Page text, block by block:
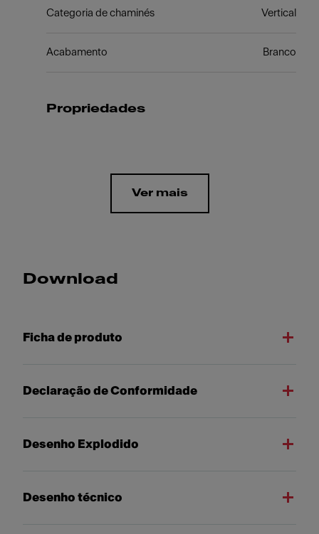
Categoria de chaminés Vertical
Acabamento Branco
Propriedades
Ver mais
Download
Ficha de produto
Declaração de Conformidade
Desenho Explodido
Desenho técnico